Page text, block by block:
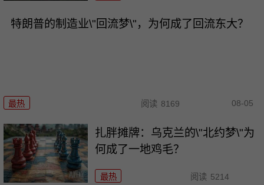
特朗普的制造业\"回流梦\"，为何成了回流东大？
最热 阅读 8169 08-05
扎胖摊牌：乌克兰的\"北约梦\"为
何成了一地鸡毛？
最热 阅读 5214